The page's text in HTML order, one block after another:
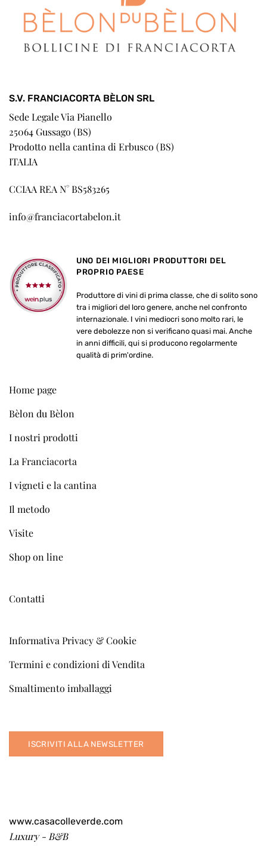
S.V. FRANCIACORTA BÈLON SRL
Sede Legale Via Pianello
25064 Gussago (BS)
Prodotto nella cantina di Erbusco (BS)
ITALIA
CCIAA REA N° BS583265
info@franciacortabelon.it
UNO DEI MIGLIORI PRODUTTORI DEL
PROPRIO PAESE
Produttore di vini di prima classe, che di solito sono
tra i migliori del loro genere, anche nel confronto
internazionale. I vini mediocri sono molto rari, le
vere debolezze non si verificano quasi mai. Anche
in anni difficili, qui si producono regolarmente
qualità di prim'ordine.
Home page
Bèlon du Bèlon
I nostri prodotti
La Franciacorta
I vigneti e la cantina
Il metodo
Visite
Shop on line
Contatti
Informativa Privacy & Cookie
Termini e condizioni di Vendita
Smaltimento imballaggi
ISCRIVITI ALLA NEWSLETTER
www.casacolleverde.com
Luxury - B&B